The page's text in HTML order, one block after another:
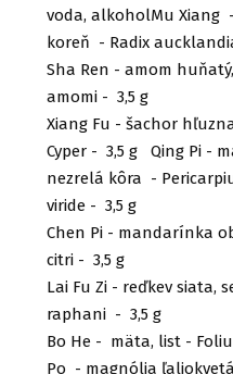
voda, alkoholMu Xiang
koreň - Radix
Sha Ren - amom
amomi - 3,5 g
Xiang Fu - šachor
Cyper - 3,5 g Qing Pi -
nezrelá kôra -
viride - 3,5 g
Chen Pi - mandarínka
citri - 3,5 g
Lai Fu Zi - reďkev siata,
raphani - 3,5 g
Bo He - mäta, list -
Po - magnólia